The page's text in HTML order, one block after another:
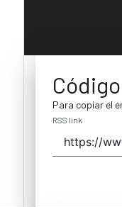
Para copiar el
RSS link